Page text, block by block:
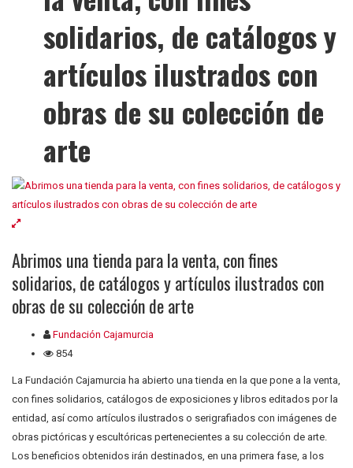
solidarios, de catálogos y
artículos ilustrados con
obras de su colección de
arte
Abrimos una tienda para la venta, con fines
solidarios, de catálogos y artículos ilustrados con
obras de su colección de arte
Fundación Cajamurcia
854
La Fundación Cajamurcia ha abierto una tienda en la que pone a la venta,
con fines solidarios, catálogos de exposiciones y libros editados por la
entidad, así como artículos ilustrados o serigrafiados con imágenes de
obras pictóricas y escultóricas pertenecientes a su colección de arte.
Los beneficios obtenidos irán destinados, en una primera fase, a los